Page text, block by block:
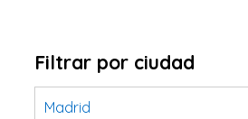
Filtrar por ciudad
Madrid